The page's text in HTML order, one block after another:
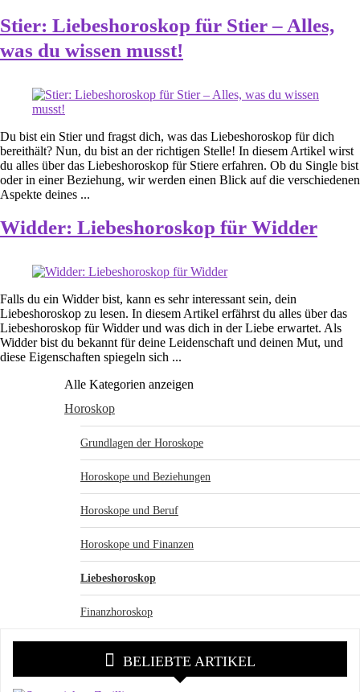
Stier: Liebeshoroskop für Stier – Alles,
was du wissen musst!
Du bist ein Stier und fragst dich, was das Liebeshoroskop für dich
bereithält? Nun, du bist an der richtigen Stelle! In diesem Artikel wirst
du alles über das Liebeshoroskop für Stiere erfahren. Ob du Single bist
oder in einer Beziehung, wir werden einen Blick auf die verschiedenen
Aspekte deines ...
Widder: Liebeshoroskop für Widder
Falls du ein Widder bist, kann es sehr interessant sein, dein
Liebeshoroskop zu lesen. In diesem Artikel erfährst du alles über das
Liebeshoroskop für Widder und was dich in der Liebe erwartet. Als
Widder bist du bekannt für deine Leidenschaft und deinen Mut, und
diese Eigenschaften spiegeln sich ...
Alle Kategorien anzeigen
Horoskop
Grundlagen der Horoskope
Horoskope und Beziehungen
Horoskope und Beruf
Horoskope und Finanzen
Liebeshoroskop
Finanzhoroskop
BELIEBTE ARTIKEL